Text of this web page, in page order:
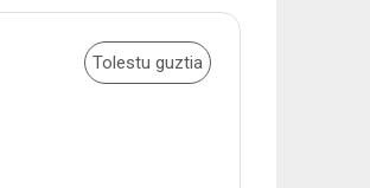
Tolestu guztia